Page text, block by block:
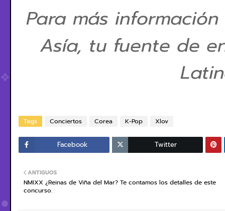
Para más
Asía, tu fuente de
Tags Conciertos Corea K-Pop Xlov
Facebook Twitter
ANTIGUOS
NMIXX ¿Reinas de Viña del Mar? Te contamos los detalles de este
concurso.